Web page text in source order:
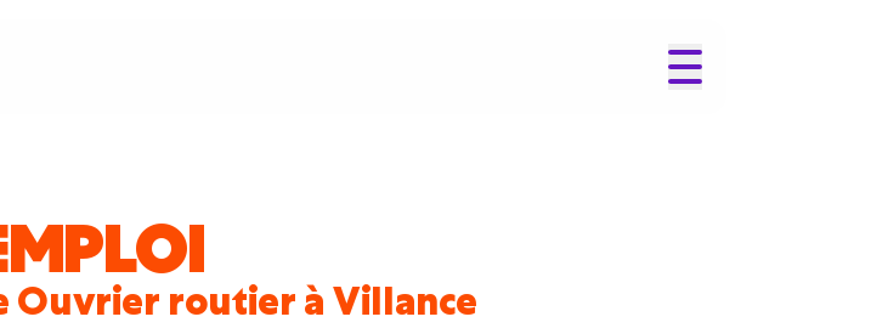
routier à Villance